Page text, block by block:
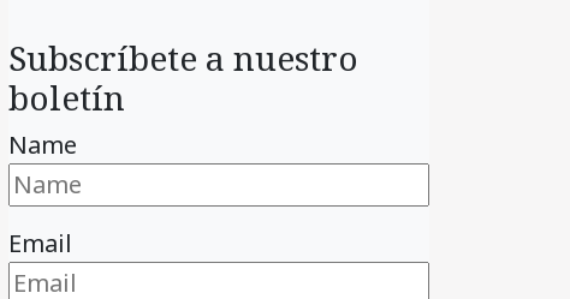
Subscríbete a nuestro
boletín
Name
Email